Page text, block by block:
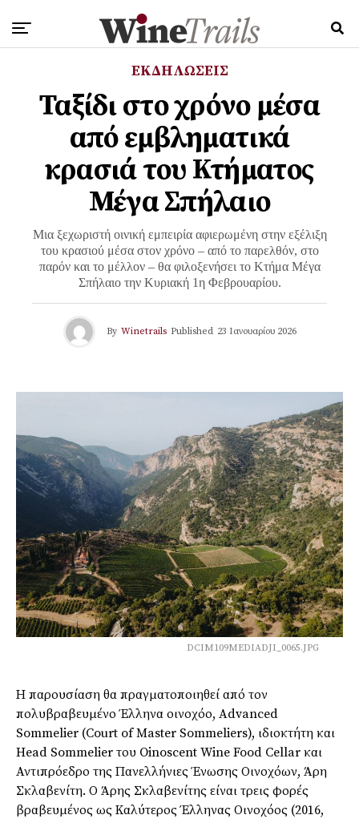
ΕΚΔΗΛΩΣΕΙΣ
Ταξίδι στο χρόνο μέσα
από εμβληματικά
κρασιά του Κτήματος
Μέγα Σπήλαιο
Μια ξεχωριστή οινική εμπειρία αφιερωμένη στην εξέλιξη
του κρασιού μέσα στον χρόνο – από το παρελθόν, στο
παρόν και το μέλλον – θα φιλοξενήσει το Κτήμα Μέγα
Σπήλαιο την Κυριακή 1η Φεβρουαρίου.
By Winetrails Published 23 Ιανουαρίου 2026
DCIM109MEDIADJI_0065.JPG
Η παρουσίαση θα πραγματοποιηθεί από τον
πολυβραβευμένο Έλληνα οινοχόο, Advanced
Sommelier (Court of Master Sommeliers), ιδιοκτήτη και
Head Sommelier του Oinoscent Wine Food Cellar και
Αντιπρόεδρο της Πανελλήνιες Ένωσης Οινοχόων, Άρη
Σκλαβενίτη. Ο Άρης Σκλαβενίτης είναι τρεις φορές
βραβευμένος ως Καλύτερος Έλληνας Οινοχόος (2016,